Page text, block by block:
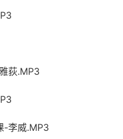
荻.MP3
-李威.MP3